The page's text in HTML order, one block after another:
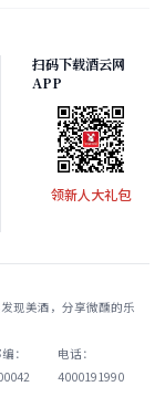
扫码下载酒云网
APP
领新人大礼包
现美酒，分享微醺的乐
：
电话：
4000191990